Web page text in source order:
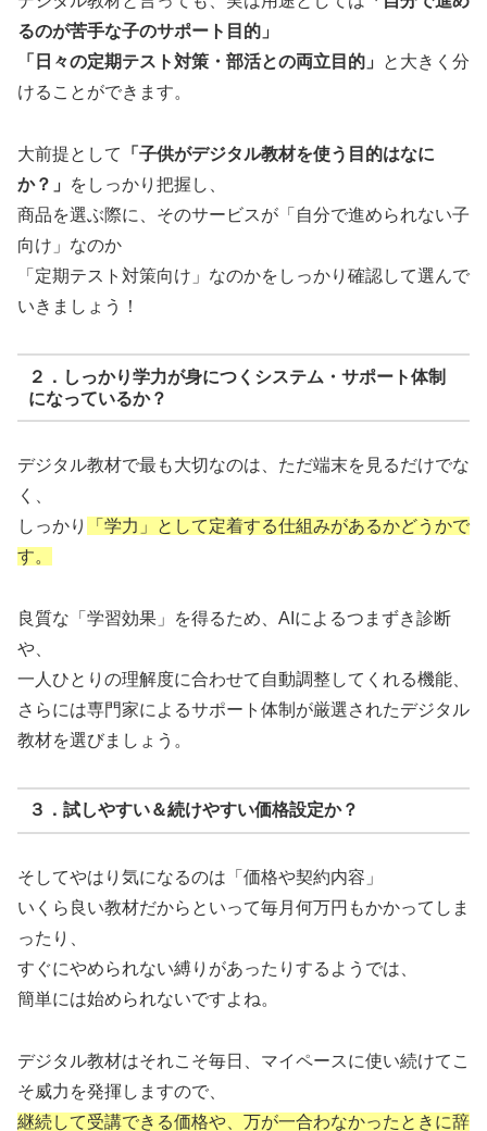
るのが苦手な子のサポート目的」
「日々の定期テスト対策・部活との両立目的」
と大きく分
けることができます。
大前提として
「子供がデジタル教材を使う目的はなに
か？」
をしっかり把握し、
商品を選ぶ際に、そのサービスが「自分で進められない子
向け」なのか
「定期テスト対策向け」なのかをしっかり確認して選んで
いきましょう！
２．しっかり学力が身につくシステム・サポート体制
になっているか？
デジタル教材で最も大切なのは、ただ端末を見るだけでな
く、
しっかり
「学力」として定着する仕組みがあるかどうかで
す。
良質な「学習効果」を得るため、AIによるつまずき診断
や、
一人ひとりの理解度に合わせて自動調整してくれる機能、
さらには専門家によるサポート体制が厳選されたデジタル
教材を選びましょう。
３．試しやすい＆続けやすい価格設定か？
そしてやはり気になるのは「価格や契約内容」
いくら良い教材だからといって毎月何万円もかかってしま
ったり、
すぐにやめられない縛りがあったりするようでは、
簡単には始められないですよね。
デジタル教材はそれこそ毎日、マイペースに使い続けてこ
そ威力を発揮しますので、
継続して受講できる価格や、万が一合わなかったときに辞